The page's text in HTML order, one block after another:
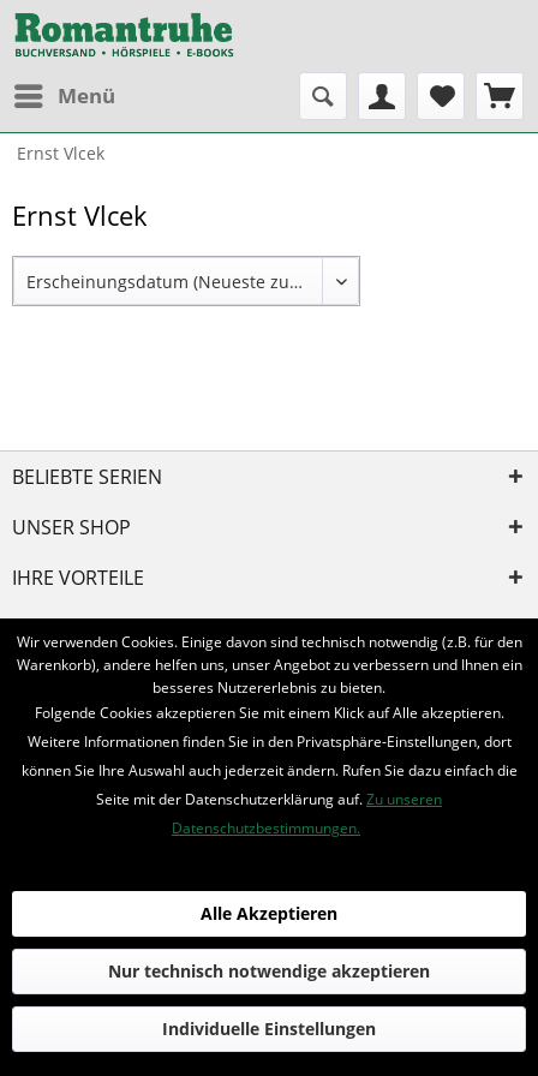
Menü
Ernst Vlcek
Ernst Vlcek
BELIEBTE SERIEN
UNSER SHOP
IHRE VORTEILE
INFORMIERT BLEIBEN
Bestellung widerrufen
* Alle Preise inkl. MwSt. und zzgl. Bearbeitungspauschale
© 2016-2022 Romantruhe - Buchversand, Joachim Otto
die profilschmiede - Internetagentur
Wir verwenden Cookies. Einige davon sind technisch notwendig (z.B. für den
Warenkorb), andere helfen uns, unser Angebot zu verbessern und Ihnen ein
besseres Nutzererlebnis zu bieten.
Folgende Cookies akzeptieren Sie mit einem Klick auf Alle akzeptieren.
Weitere Informationen finden Sie in den Privatsphäre-Einstellungen, dort
können Sie Ihre Auswahl auch jederzeit ändern. Rufen Sie dazu einfach die
Seite mit der Datenschutzerklärung auf.Zu unseren
Datenschutzbestimmungen.
Individuelle Einstellungen
Nur technisch notwendige akzeptieren
Alle Akzeptieren